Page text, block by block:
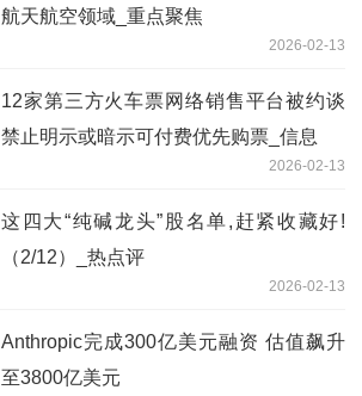
航天航空领域_重点聚焦
2026-02-13
12家第三方火车票网络销售平台被约谈
禁止明示或暗示可付费优先购票_信息
2026-02-13
这四大“纯碱龙头”股名单,赶紧收藏好!
（2/12）_热点评
2026-02-13
Anthropic完成300亿美元融资 估值飙升
至3800亿美元